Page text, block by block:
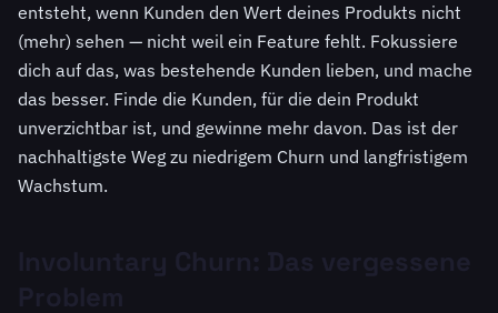
entsteht, wenn Kunden den Wert deines Produkts nicht
(mehr) sehen — nicht weil ein Feature fehlt. Fokussiere
dich auf das, was bestehende Kunden lieben, und mache
das besser. Finde die Kunden, für die dein Produkt
unverzichtbar ist, und gewinne mehr davon. Das ist der
nachhaltigste Weg zu niedrigem Churn und langfristigem
Wachstum.